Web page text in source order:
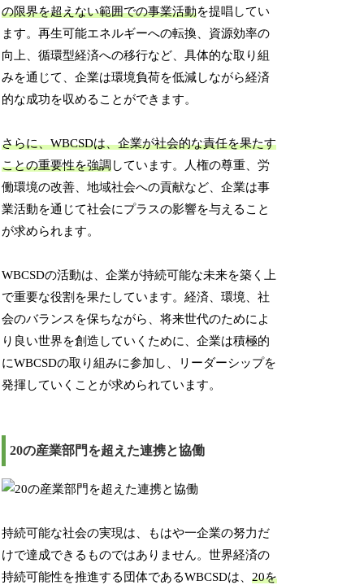
の限界を超えない範囲での事業活動を提唱してい
ます。再生可能エネルギーへの転換、資源効率の
向上、循環型経済への移行など、具体的な取り組
みを通じて、企業は環境負荷を低減しながら経済
的な成功を収めることができます。
さらに、WBCSDは、企業が社会的な責任を果たす
ことの重要性を強調しています。人権の尊重、労
働環境の改善、地域社会への貢献など、企業は事
業活動を通じて社会にプラスの影響を与えること
が求められます。
WBCSDの活動は、企業が持続可能な未来を築く上
で重要な役割を果たしています。経済、環境、社
会のバランスを保ちながら、将来世代のためによ
り良い世界を創造していくために、企業は積極的
にWBCSDの取り組みに参加し、リーダーシップを
発揮していくことが求められています。
20の産業部門を超えた連携と協働
持続可能な社会の実現は、もはや一企業の努力だ
けで達成できるものではありません。世界経済の
持続可能性を推進する団体であるWBCSDは、20を